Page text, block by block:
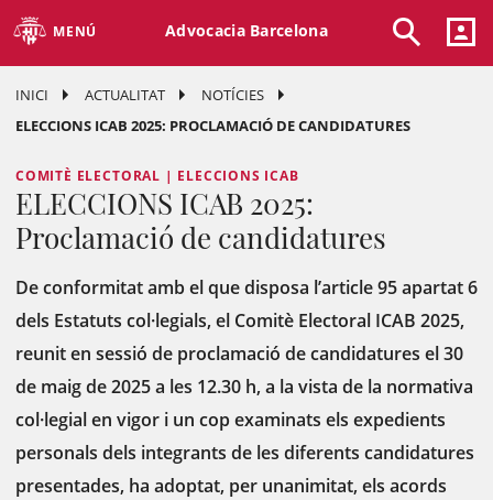
MENÚ Advocacia Barcelona
INICI ACTUALITAT
NOTÍCIES
ELECCIONS ICAB 2025: PROCLAMACIÓ DE CANDIDATURES
COMITÈ ELECTORAL | ELECCIONS ICAB
ELECCIONS ICAB 2025:
Proclamació de candidatures
De conformitat amb el que disposa l’article 95 apartat 6
dels Estatuts col·legials, el Comitè Electoral ICAB 2025,
reunit en sessió de proclamació de candidatures el 30
de maig de 2025 a les 12.30 h, a la vista de la normativa
col·legial en vigor i un cop examinats els expedients
personals dels integrants de les diferents candidatures
presentades, ha adoptat, per unanimitat, els acords